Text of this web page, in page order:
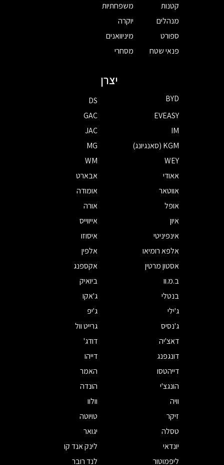
קטנות
מנהלים
ספורט
פנאי שטח
משפחתיות
יוקרה
מיניוואנים
מסחרי
יצרן
BYD
DS
EVEASY
GAC
IM
JAC
KGM (סאנגיונג)
MG
WEY
WM
אאודי
אבארט
אווטאר
אומודה
אופל
אורה
איון
אייווייס
אינפיניטי
איסוזו
אלפא רומיאו
אלפין
אסטון מרטין
אקספנג
ב.מ.וו
ביואיק
בנטלי
ג'אקו
ג'ילי
ג'יפ
ג'נסיס
גרייט וול
דאצ'יה
דודג'
דונגפנג
דייהו
דייהטסו
האמר
הונגצ'י
הונדה
וויה
וולוו
זיקר
טויוטה
טסלה
יגואר
יונדאי
לינק אנד קו
ליפמוטור
לנד רובר